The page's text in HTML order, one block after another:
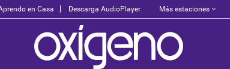
en Casa Descarga AudioPlayer Más estaciones